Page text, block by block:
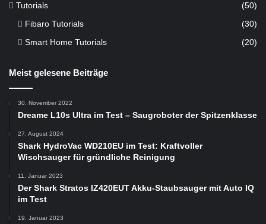
Tutorials (50)
Fibaro Tutorials
(30)
Smart Home Tutorials
(20)
Meist gelesene Beiträge
30. November 2022
Dreame L10s Ultra im Test – Saugroboter der Spitzenklasse
27. August 2024
Shark HydroVac WD210EU im Test: Kraftvoller
Wischsauger für gründliche Reinigung
11. Januar 2023
Der Shark Stratos IZ420EUT Akku-Staubsauger mit Auto IQ
im Test
19. Januar 2023